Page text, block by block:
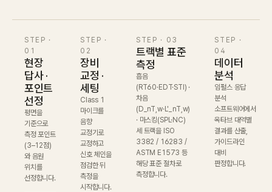
STEP ·
01
현장
답사 ·
포인트
선정
평면을
기준으로
측정 포인트
(3–12점)
와 음원
위치를
선정합니다.
STEP ·
02
장비
교정 ·
세팅
Class 1
마이크를
음향
교정기로
교정하고
신호 체인을
점검한 뒤
측정을
시작합니다.
STEP · 03
트랙별 표준
측정
흡음
(RT60·EDT·STI) ·
차음
(D_nT,w·L'_nT,w)
· 마스킹(SPL·NC)
세 트랙을 ISO
3382 / 16283 /
ASTM E1573 등
해당 표준 절차로
측정합니다.
STEP ·
04
데이터
분석
임펄스 응답
분석
소프트웨어에서
옥타브 대역별
결과를 산출,
가이드라인
대비
판정합니다.